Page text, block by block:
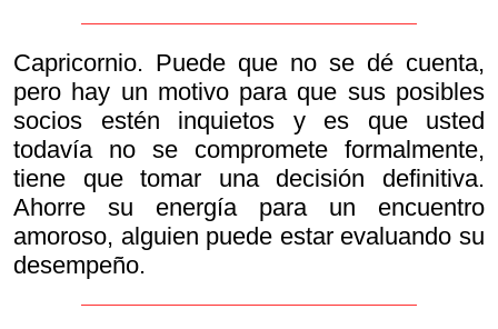
Capricornio. Puede que no se dé cuenta,
pero hay un motivo para que sus posibles
socios estén inquietos y es que usted
todavía no se compromete formalmente,
tiene que tomar una decisión definitiva.
Ahorre su energía para un encuentro
amoroso, alguien puede estar evaluando su
desempeño.